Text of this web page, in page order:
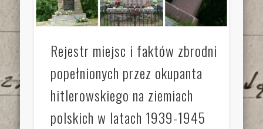
Rejestr miejsc i faktów zbrodni
popełnionych przez okupanta
hitlerowskiego na ziemiach
polskich w latach 1939-1945